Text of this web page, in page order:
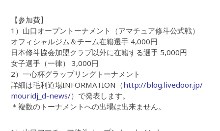
【参加費】
1）山口オープントーナメント（アマチュア修斗公式戦）
オフィシャルジム＆チーム在籍選手 4,000円
日本修斗協会加盟クラブ以外に在籍する選手 5,000円
女子選手（一律） 3,000円
2）一心杯グラップリングトーナメント
詳細は毛利道場INFORMATION（http://blog.livedoor.jp/
mouridj_d-news/）で発表します。
＊複数のトーナメントへの出場は出来ません。